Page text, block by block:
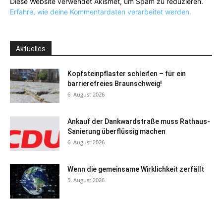
Erfahre, wie deine Kommentardaten verarbeitet werden.
Aktuelles
Kopfsteinpflaster schleifen – für ein
barrierefreies Braunschweig!
6. August 2026
Ankauf der Dankwardstraße muss Rathaus-
Sanierung überflüssig machen
6. August 2026
Wenn die gemeinsame Wirklichkeit zerfällt
5. August 2026